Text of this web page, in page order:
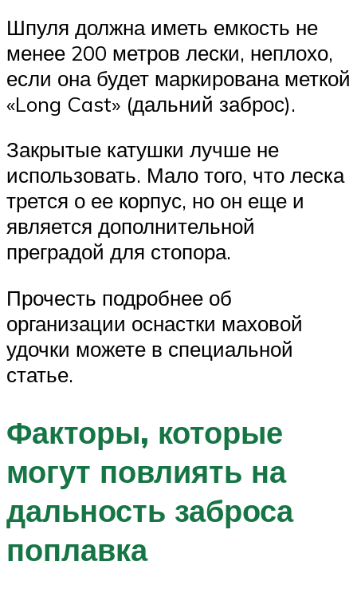
Шпуля должна иметь емкость не
менее 200 метров лески, неплохо,
если она будет маркирована меткой
«Long Cast» (дальний заброс).
Закрытые катушки лучше не
использовать. Мало того, что леска
трется о ее корпус, но он еще и
является дополнительной
преградой для стопора.
Прочесть подробнее об
организации оснастки маховой
удочки можете в специальной
статье.
Факторы, которые
могут повлиять на
дальность заброса
поплавка